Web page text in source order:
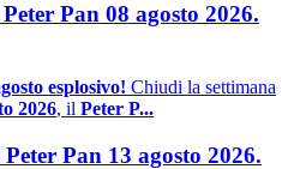
Pan 08 agosto 2026.
esplosivo! Chiudi la settimana
2026, il Peter P...
Pan 13 agosto 2026.